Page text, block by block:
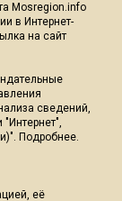
Mosregion.info
в Интернет-
на сайт
сведений,
Подробнее.
её